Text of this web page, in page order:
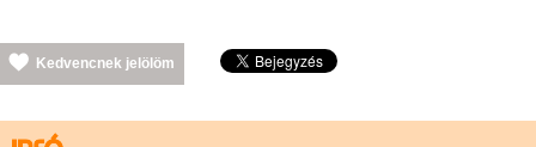
Kedvencnek jelölöm